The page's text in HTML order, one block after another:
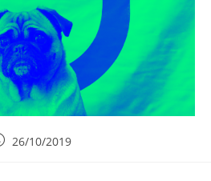
26/10/2019